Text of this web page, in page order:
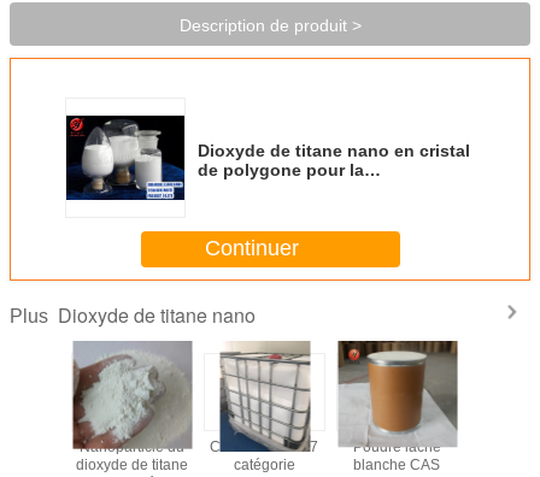
Description de produit >
Dioxyde de titane nano en cristal
de polygone pour la
Continuer
Plus Dioxyde de titane nano
Nanoparticle du
dioxyde de titane
CAS 13463 67 7
catégorie
Poudre lâche
blanche CAS